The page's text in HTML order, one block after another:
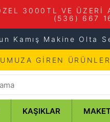
3000TL VE
(536) 667
Kamış Makine Olta
GİREN
KAŞIKLAR